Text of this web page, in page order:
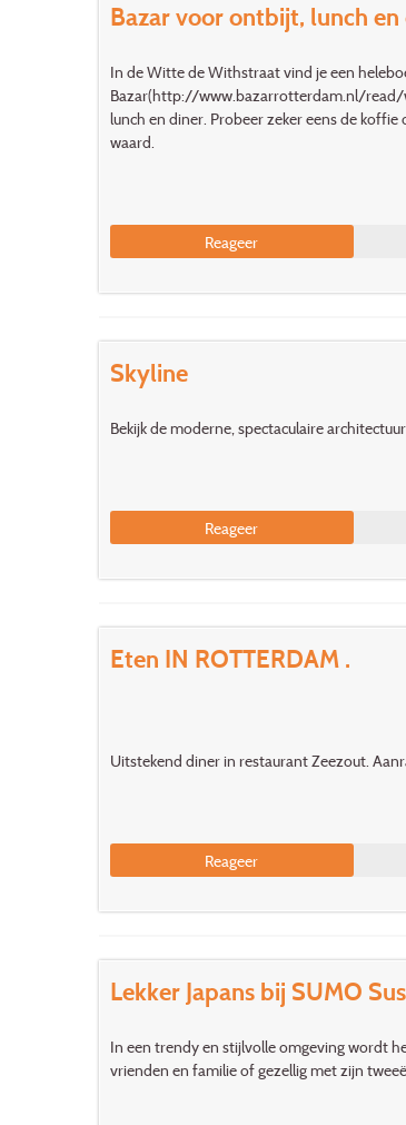
Bazar voor ontbijt, lunch
In de Witte de Withstraat vind je een
Bazar(http://www.bazarrotterdam.nl/read/
lunch en diner. Probeer zeker eens de
waard.
Reageer
Skyline
Bekijk de moderne, spectaculaire
Reageer
Eten IN ROTTERDAM .
Uitstekend diner in restaurant Zeezout.
Reageer
Lekker Japans bij SUMO
In een trendy en stijlvolle omgeving wordt
vrienden en familie of gezellig met zijn